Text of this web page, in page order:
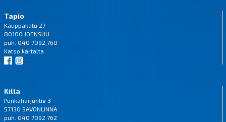
Tapio
Kauppakatu 27
80100 JOENSUU
puh. 040 7092 760
Katso kartalta
Killa
Punkaharjuntie 3
57130 SAVONLINNA
puh. 040 7092 762